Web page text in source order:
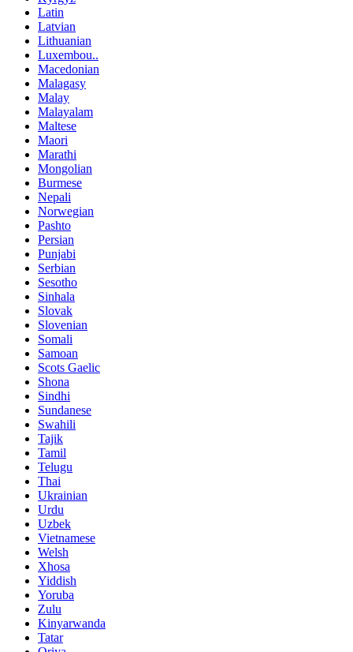
Latin
Latvian
Lithuanian
Luxembou..
Macedonian
Malagasy
Malay
Malayalam
Maltese
Maori
Marathi
Mongolian
Burmese
Nepali
Norwegian
Pashto
Persian
Punjabi
Serbian
Sesotho
Sinhala
Slovak
Slovenian
Somali
Samoan
Scots Gaelic
Shona
Sindhi
Sundanese
Swahili
Tajik
Tamil
Telugu
Thai
Ukrainian
Urdu
Uzbek
Vietnamese
Welsh
Xhosa
Yiddish
Yoruba
Zulu
Kinyarwanda
Tatar